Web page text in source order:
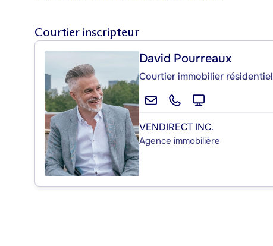
Courtier inscripteur
David Pourreaux
Courtier immobilier résidentiel
VENDIRECT INC.
Agence immobilière